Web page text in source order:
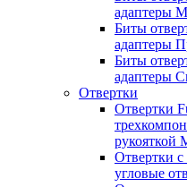
адаптеры
Биты
адаптеры
Биты
адаптеры
Отвертки
Отвертки
рукояткой
Отвертки с
угловые